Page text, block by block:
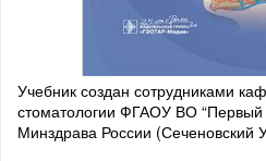
Учебник создан сотрудниками
стоматологии ФГАОУ ВО
Минздрава России (Сеченовский